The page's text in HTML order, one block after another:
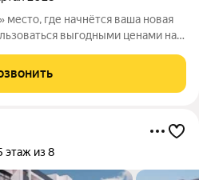
выгодными ценами на
индустриальном районе города
этаж из 8